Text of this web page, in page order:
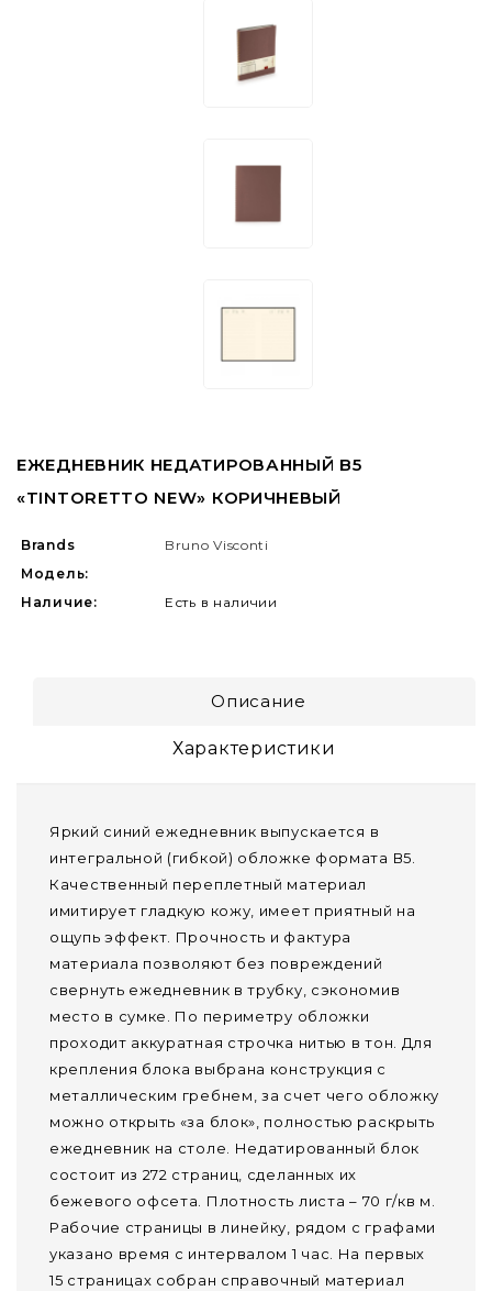
ЕЖЕДНЕВНИК НЕДАТИРОВАННЫЙ B5
«TINTORETTO NEW» КОРИЧНЕВЫЙ
Brands
Bruno Visconti
Модель:
Наличие:
Есть в наличии
Описание
Характеристики
Яркий синий ежедневник выпускается в
интегральной (гибкой) обложке формата В5.
Качественный переплетный материал
имитирует гладкую кожу, имеет приятный на
ощупь эффект. Прочность и фактура
материала позволяют без повреждений
свернуть ежедневник в трубку, сэкономив
место в сумке. По периметру обложки
проходит аккуратная строчка нитью в тон. Для
крепления блока выбрана конструкция с
металлическим гребнем, за счет чего обложку
можно открыть «за блок», полностью раскрыть
ежедневник на столе. Недатированный блок
состоит из 272 страниц, сделанных их
бежевого офсета. Плотность листа – 70 г/кв м.
Рабочие страницы в линейку, рядом с графами
указано время с интервалом 1 час. На первых
15 страницах собран справочный материал